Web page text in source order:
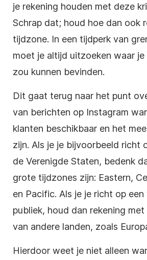
je rekening houden met deze
Schrap dat; houd hoe dan ook
tijdzone. In een tijdperk van
moet je altijd uitzoeken waar
zou kunnen bevinden.
Dit gaat terug naar het punt
van berichten op Instagram
klanten beschikbaar en het
zijn. Als je je bijvoorbeeld richt
de Verenigde Staten, bedenk
grote tijdzones zijn: Eastern,
en Pacific. Als je je richt op
publiek, houd dan rekening
van andere landen, zoals
Hierdoor weet je niet alleen